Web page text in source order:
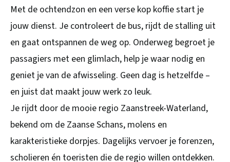
Met de ochtendzon en een verse kop koffie start je
jouw dienst. Je controleert de bus, rijdt de stalling uit
en gaat ontspannen de weg op. Onderweg begroet je
passagiers met een glimlach, help je waar nodig en
geniet je van de afwisseling. Geen dag is hetzelfde –
en juist dat maakt jouw werk zo leuk.
Je rijdt door de mooie regio Zaanstreek-Waterland,
bekend om de Zaanse Schans, molens en
karakteristieke dorpjes. Dagelijks vervoer je forenzen,
scholieren én toeristen die de regio willen ontdekken.